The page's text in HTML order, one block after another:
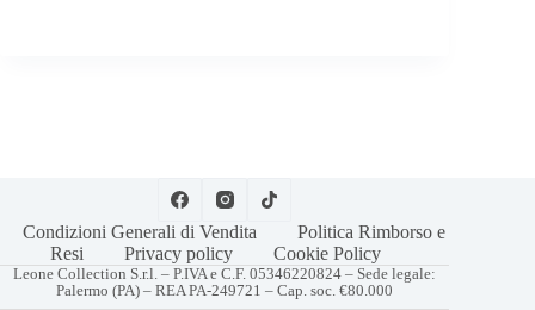
Condizioni Generali di Vendita
Politica Rimborso e
Resi
Privacy policy Cookie Policy
Leone Collection S.r.l. – P.IVA e C.F. 05346220824 – Sede legale:
Palermo (PA) – REA PA-249721 – Cap. soc. €80.000